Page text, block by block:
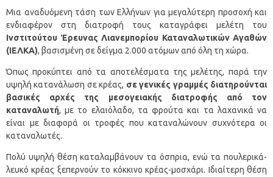
Μια αναδυόμενη τάση των Ελλήνων για μεγαλύτερη προσοχή και
ενδιαφέρον στη διατροφή τους καταγράφει μελέτη του
Ινστιτούτου Έρευνας Λιανεμπορίου Καταναλωτικών Αγαθών
(ΙΕΛΚΑ), βασισμένη σε δείγμα 2.000 ατόμων από όλη τη χώρα.
Όπως προκύπτει από τα αποτελέσματα της μελέτης, παρά την
υψηλή κατανάλωση σε κρέας, σε γενικές γραμμές διατηρούνται
βασικές αρχές της μεσογειακής διατροφής από τον
καταναλωτή, με το ελαιόλαδο, τα φρούτα και τα λαχανικά να
είναι με διαφορά οι τροφές που καταναλώνουν συχνότερα οι
καταναλωτές.
Πολύ υψηλή θέση καταλαμβάνουν τα όσπρια, ενώ τα πουλερικά-
λευκό κρέας ξεπερνούν το κόκκινο κρέας-μοσχάρι. Ιδιαίτερη θέση